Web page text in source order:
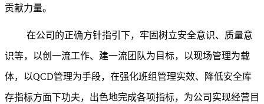
贡献力量。
在公司的正确方针指引下，牢固树立安全意识、质量意
识等，以创一流工作、建一流团队为目标，以现场管理为载
体，以QCD管理为手段，在强化班组管理实效、降低安全库
存指标方面下功夫，出色地完成各项指标，为公司实现经营目